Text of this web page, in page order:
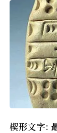
楔形文字: